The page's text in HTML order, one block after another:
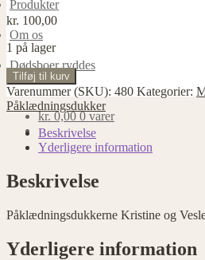
Produkter
Om os
Dødsboer ryddes
kr.0,00 0 varer
kr. 100,00
1 på lager
Påklædningsdukkerne
Kristine
og
Vesle
antal
Tilføj til kurv
Varenummer (SKU): 480 Kategorier:
Påklædningsdukker
Beskrivelse
Yderligere information
Beskrivelse
Påklædningsdukkerne Kristine og
Yderligere information